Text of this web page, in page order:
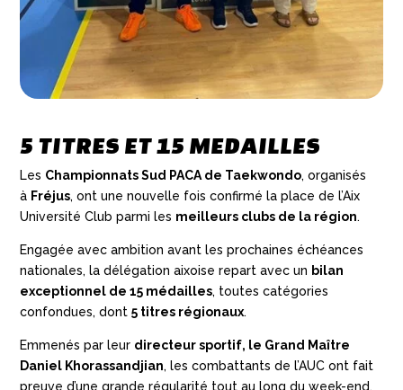
5 TITRES ET 15 MEDAILLES
Les Championnats Sud PACA de Taekwondo, organisés
à Fréjus, ont une nouvelle fois confirmé la place de l’Aix
Université Club parmi les meilleurs clubs de la région.
Engagée avec ambition avant les prochaines échéances
nationales, la délégation aixoise repart avec un bilan
exceptionnel de 15 médailles, toutes catégories
confondues, dont 5 titres régionaux.
Emmenés par leur directeur sportif, le Grand Maître
Daniel Khorassandjian, les combattants de l’AUC ont fait
preuve d’une grande régularité tout au long du week-end.